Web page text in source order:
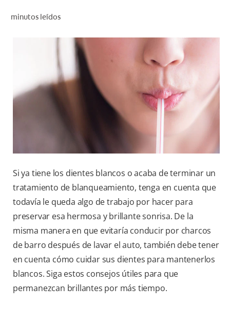
PARA PROFESIONALES
CUPONES
minutos leídos
Si ya tiene los dientes blancos o acaba de terminar un
tratamiento de blanqueamiento, tenga en cuenta que
todavía le queda algo de trabajo por hacer para
preservar esa hermosa y brillante sonrisa. De la
misma manera en que evitaría conducir por charcos
de barro después de lavar el auto, también debe tener
en cuenta cómo cuidar sus dientes para mantenerlos
blancos. Siga estos consejos útiles para que
permanezcan brillantes por más tiempo.